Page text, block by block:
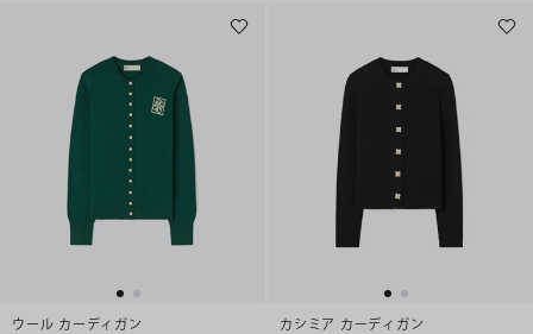
ウール カーディガン
カシミア カーディガン